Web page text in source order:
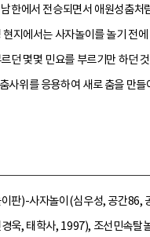
한에서 전승되면서 애원성춤처
지에서는 사자놀이를 놀기 전
던 몇몇 민요를 부르기만 하던
사위를 응용하여 새로 춤을 만들
판)-사자놀이(심우성, 공간86,
욱, 태학사, 1997), 조선민속탈